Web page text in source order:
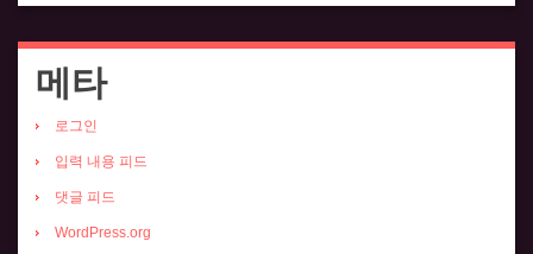
메타
로그인
입력 내용 피드
댓글 피드
WordPress.org